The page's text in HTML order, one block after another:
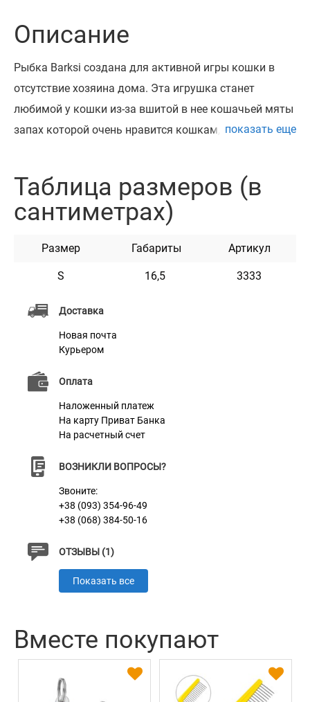
Доставка
Новая почта
Курьером
Оплата
Наложенный платеж
На карту Приват Банка
На расчетный счет
ВОЗНИКЛИ ВОПРОСЫ?
Звоните:
+38 (093) 354-96-49
+38 (068) 384-50-16
ОТЗЫВЫ (1)
Показать все
Описание
Рыбка Barksi создана для активной игры кошки в
отсутствие хозяина дома. Эта игрушка станет
любимой у кошки из-за вшитой в нее кошачьей мяты
запах которой очень нравится кошкам, и
наблюдайте с каким удовольствием они играют с
ней. Продаётся упаковкой по 3 шт. Размер упаковки
показать еще
Таблица размеров (в
сантиметрах)
Размер Габариты Артикул
S 16,5 3333
Вместе покупают